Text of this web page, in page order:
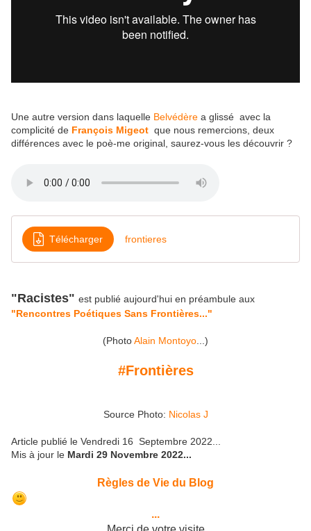
Une autre version dans laquelle Belvédère a glissé avec la
complicité de François Migeot que nous remercions, deux
différences avec le poè-me original, saurez-vous les découvrir ?
Télécharger frontieres
"Racistes" est publié aujourd'hui en préambule aux
"Rencontres Poétiques Sans Frontières..."
(PhotoAlain Montoyo ...)
#Frontières
Source Photo: Nicolas J
Article publié le Vendredi 16 Septembre 2022...
Mis à jour le Mardi 29 Novembre 2022...
Règles de Vie du Blog
...